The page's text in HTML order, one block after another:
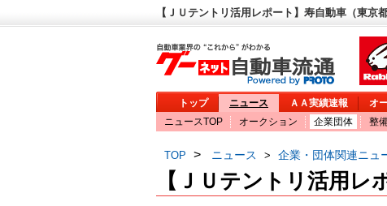
【ＪＵテントリ活用レポート】寿自動車（東京
トップ ニュース ＡＡ実績速報 オ
ニュースTOP
オークション 企業団体 整
TOP > ニュース > 企業・団体関連ニュ
【ＪＵテントリ活用レ